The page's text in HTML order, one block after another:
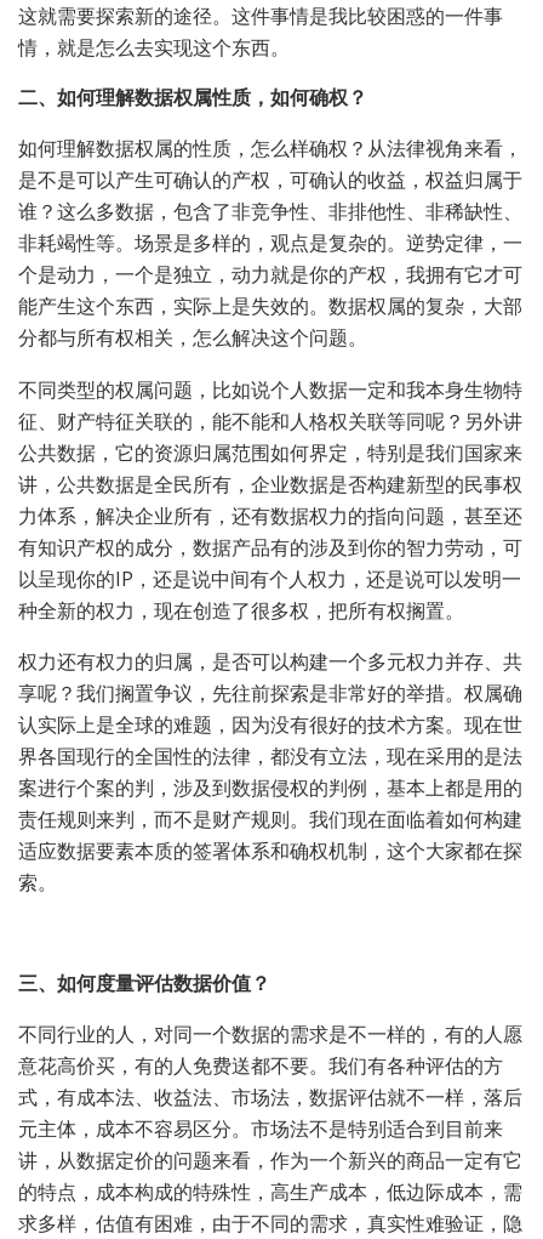
这就需要探索新的途径。这件事情是我比较困惑的一件事
情，就是怎么去实现这个东西。
二、如何理解数据权属性质，如何确权？
如何理解数据权属的性质，怎么样确权？从法律视角来看，
是不是可以产生可确认的产权，可确认的收益，权益归属于
谁？这么多数据，包含了非竞争性、非排他性、非稀缺性、
非耗竭性等。场景是多样的，观点是复杂的。逆势定律，一
个是动力，一个是独立，动力就是你的产权，我拥有它才可
能产生这个东西，实际上是失效的。数据权属的复杂，大部
分都与所有权相关，怎么解决这个问题。
不同类型的权属问题，比如说个人数据一定和我本身生物特
征、财产特征关联的，能不能和人格权关联等同呢？另外讲
公共数据，它的资源归属范围如何界定，特别是我们国家来
讲，公共数据是全民所有，企业数据是否构建新型的民事权
力体系，解决企业所有，还有数据权力的指向问题，甚至还
有知识产权的成分，数据产品有的涉及到你的智力劳动，可
以呈现你的IP，还是说中间有个人权力，还是说可以发明一
种全新的权力，现在创造了很多权，把所有权搁置。
权力还有权力的归属，是否可以构建一个多元权力并存、共
享呢？我们搁置争议，先往前探索是非常好的举措。权属确
认实际上是全球的难题，因为没有很好的技术方案。现在世
界各国现行的全国性的法律，都没有立法，现在采用的是法
案进行个案的判，涉及到数据侵权的判例，基本上都是用的
责任规则来判，而不是财产规则。我们现在面临着如何构建
适应数据要素本质的签署体系和确权机制，这个大家都在探
索。
三、如何度量评估数据价值？
不同行业的人，对同一个数据的需求是不一样的，有的人愿
意花高价买，有的人免费送都不要。我们有各种评估的方
式，有成本法、收益法、市场法，数据评估就不一样，落后
元主体，成本不容易区分。市场法不是特别适合到目前来
讲，从数据定价的问题来看，作为一个新兴的商品一定有它
的特点，成本构成的特殊性，高生产成本，低边际成本，需
求多样，估值有困难，由于不同的需求，真实性难验证，隐